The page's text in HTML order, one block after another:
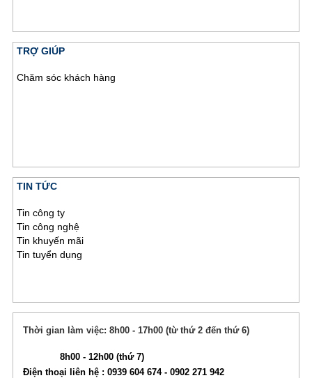
TRỢ GIÚP
Chăm sóc khách hàng
TIN TỨC
Tin công ty
Tin công nghệ
Tin khuyến mãi
Tin tuyển dụng
Thời gian làm việc: 8h00 - 17h00 (từ thứ 2 đến thứ 6)
8h00 - 12h00 (thứ 7)
Điện thoại liên hệ : 0939 604 674 - 0902 271 942